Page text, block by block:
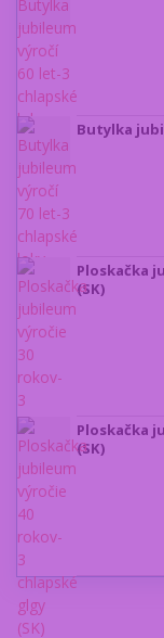
Butylka
Ploskačka
(SK)
Ploskačka
(SK)